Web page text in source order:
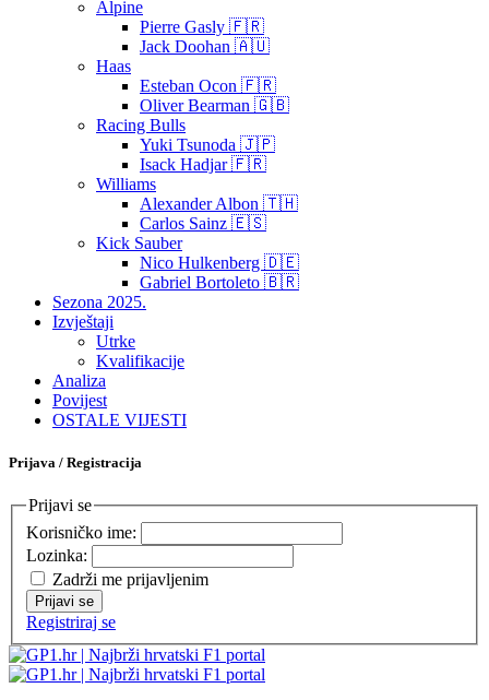
Alpine
Pierre Gasly 🇫🇷
Jack Doohan 🇦🇺
Haas
Esteban Ocon 🇫🇷
Oliver Bearman 🇬🇧
Racing Bulls
Yuki Tsunoda 🇯🇵
Isack Hadjar 🇫🇷
Williams
Alexander Albon 🇹🇭
Carlos Sainz 🇪🇸
Kick Sauber
Nico Hulkenberg 🇩🇪
Gabriel Bortoleto 🇧🇷
Sezona 2025.
Izvještaji
Utrke
Kvalifikacije
Analiza
Povijest
OSTALE VIJESTI
Prijava / Registracija
Prijavi se
Korisničko ime:
Lozinka:
Zadrži me prijavljenim
Prijavi se
Registriraj se